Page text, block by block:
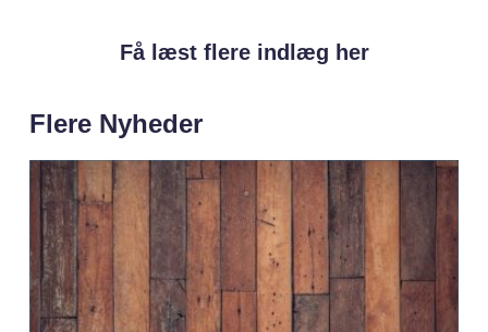
Få læst flere indlæg her
Flere Nyheder